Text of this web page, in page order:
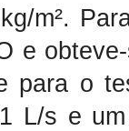
m².
e
para o
L/s e